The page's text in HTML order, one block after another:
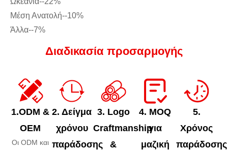
Μέση Ανατολή--10%
Άλλα--7%
Διαδικασία προσαρμογής
1.ODM &
OEM
Οι ODM και
2. Δείγμα
χρόνου
παράδοσης
3. Logo
Craftmanship
&
4. MOQ
για
μαζική
5.
Χρόνος
παράδοσης